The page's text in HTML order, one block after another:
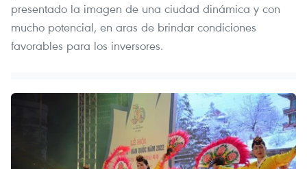
presentado la imagen de una ciudad dinámica y con
mucho potencial, en aras de brindar condiciones
favorables para los inversores.